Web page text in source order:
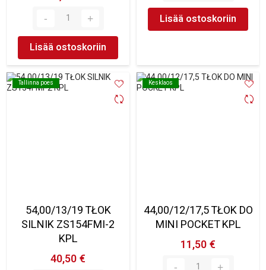
Lisää ostoskoriin
Lisää ostoskoriin
Tallinna poes
Tallinna poes
54,00/13/19 TŁOK
SILNIK ZS154FMI-2
KPL
40,50 €
Kesklaos
Kesklaos
44,00/12/17,5 TŁOK DO
MINI POCKET KPL
11,50 €